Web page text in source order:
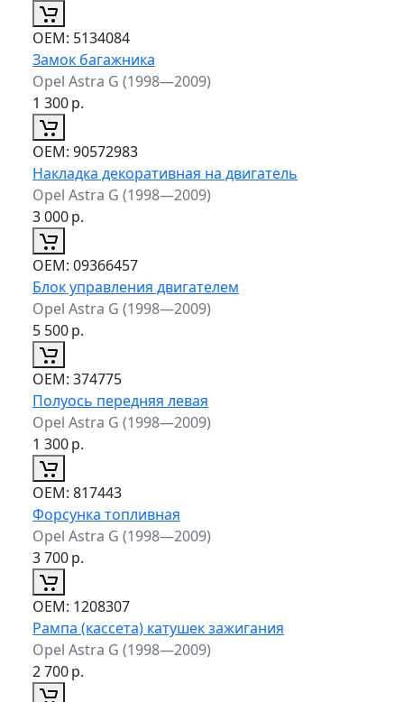
ОЕМ: 5134084
Замок багажника
Opel Astra G (1998—2009)
1 300р.
ОЕМ: 90572983
Накладка декоративная на двигатель
Opel Astra G (1998—2009)
3 000р.
ОЕМ: 09366457
Блок управления двигателем
Opel Astra G (1998—2009)
5 500р.
ОЕМ: 374775
Полуось передняя левая
Opel Astra G (1998—2009)
1 300р.
ОЕМ: 817443
Форсунка топливная
Opel Astra G (1998—2009)
3 700р.
ОЕМ: 1208307
Рампа (кассета) катушек зажигания
Opel Astra G (1998—2009)
2 700р.